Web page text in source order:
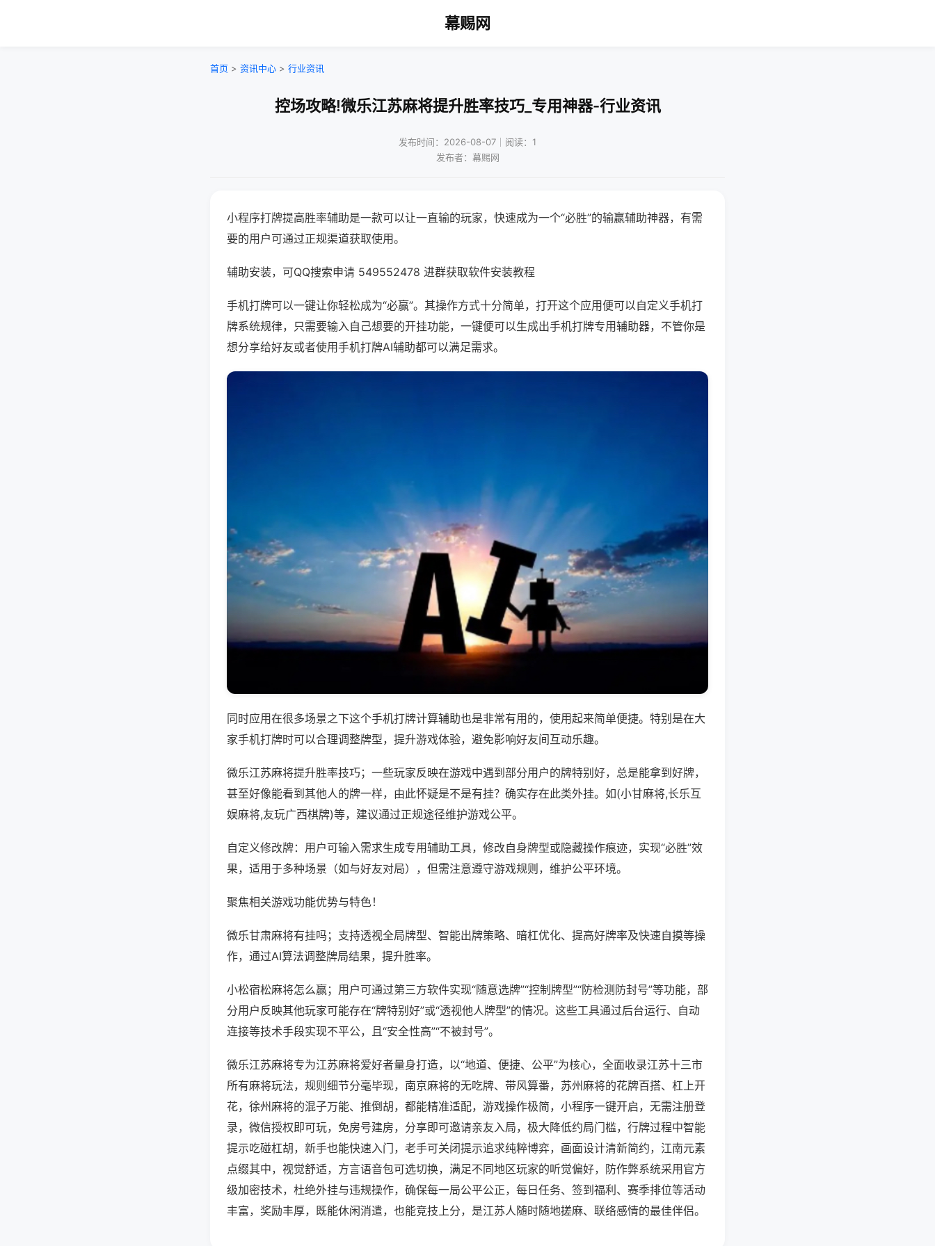
幕赐网
首页 > 资讯中心 > 行业资讯
控场攻略!微乐江苏麻将提升胜率技巧_专用神器-行业资讯
发布时间：2026-08-07｜阅读：1
发布者：幕赐网
小程序打牌提高胜率辅助是一款可以让一直输的玩家，快速成为一个“必胜”的输赢辅助神器，有需
要的用户可通过正规渠道获取使用。
辅助安装，可QQ搜索申请 549552478 进群获取软件安装教程
手机打牌可以一键让你轻松成为“必赢”。其操作方式十分简单，打开这个应用便可以自定义手机打
牌系统规律，只需要输入自己想要的开挂功能，一键便可以生成出手机打牌专用辅助器，不管你是
想分享给好友或者使用手机打牌AI辅助都可以满足需求。
同时应用在很多场景之下这个手机打牌计算辅助也是非常有用的，使用起来简单便捷。特别是在大
家手机打牌时可以合理调整牌型，提升游戏体验，避免影响好友间互动乐趣。
微乐江苏麻将提升胜率技巧；一些玩家反映在游戏中遇到部分用户的牌特别好，总是能拿到好牌，
甚至好像能看到其他人的牌一样，由此怀疑是不是有挂？确实存在此类外挂。如(小甘麻将,长乐互
娱麻将,友玩广西棋牌)等，建议通过正规途径维护游戏公平。
自定义修改牌：用户可输入需求生成专用辅助工具，修改自身牌型或隐藏操作痕迹，实现“必胜”效
果，适用于多种场景（如与好友对局），但需注意遵守游戏规则，维护公平环境。
聚焦相关游戏功能优势与特色！
微乐甘肃麻将有挂吗；支持透视全局牌型、智能出牌策略、暗杠优化、提高好牌率及快速自摸等操
作，通过AI算法调整牌局结果，提升胜率。
小松宿松麻将怎么赢；用户可通过第三方软件实现“随意选牌”“控制牌型”“防检测防封号”等功能，部
分用户反映其他玩家可能存在“牌特别好”或“透视他人牌型”的情况。这些工具通过后台运行、自动
连接等技术手段实现不平公，且“安全性高”“不被封号”。
微乐江苏麻将专为江苏麻将爱好者量身打造，以“地道、便捷、公平”为核心，全面收录江苏十三市
所有麻将玩法，规则细节分毫毕现，南京麻将的无吃牌、带风算番，苏州麻将的花牌百搭、杠上开
花，徐州麻将的混子万能、推倒胡，都能精准适配，游戏操作极简，小程序一键开启，无需注册登
录，微信授权即可玩，免房号建房，分享即可邀请亲友入局，极大降低约局门槛，行牌过程中智能
提示吃碰杠胡，新手也能快速入门，老手可关闭提示追求纯粹博弈，画面设计清新简约，江南元素
点缀其中，视觉舒适，方言语音包可选切换，满足不同地区玩家的听觉偏好，防作弊系统采用官方
级加密技术，杜绝外挂与违规操作，确保每一局公平公正，每日任务、签到福利、赛季排位等活动
丰富，奖励丰厚，既能休闲消遣，也能竞技上分，是江苏人随时随地搓麻、联络感情的最佳伴侣。